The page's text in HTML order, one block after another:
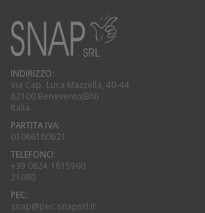
INDIRIZZO:
Via Cap. Luca Mazzella, 40-44
82100 Benevento(BN)
Italia
PARTITA IVA:
01066160621
TELEFONO:
+39 0824 1815960
21080
PEC:
snap@pec.snapsrl.it